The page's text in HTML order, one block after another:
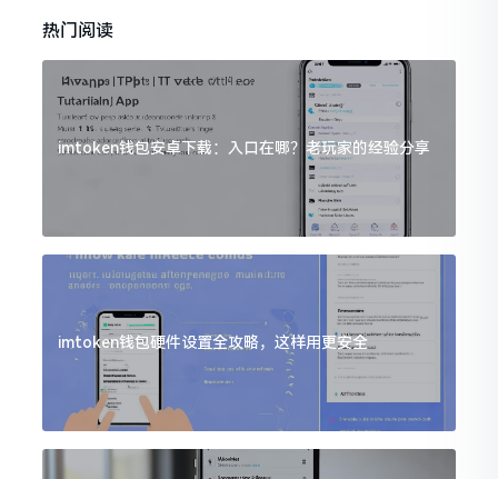
热门阅读
imtoken钱包安卓下载：入口在哪？老玩家的经验分享
imtoken钱包硬件设置全攻略，这样用更安全